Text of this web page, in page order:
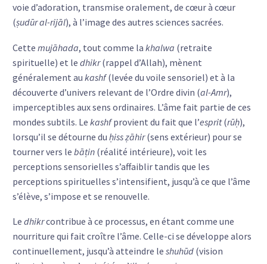
voie d’adoration, transmise oralement, de cœur à cœur
(ṣudūr al-rijāl), à l’image des autres sciences sacrées.
Cette mujāhada, tout comme la khalwa (retraite
spirituelle) et le dhikr(rappel d’Allah), mènent
généralement au kashf(levée du voile sensoriel) et à la
découverte d’univers relevant de l’Ordre divin (al-Amr),
imperceptibles aux sens ordinaires. L’âme fait partie de ces
mondes subtils. Le kashfprovient du fait que l’esprit(rūḥ),
lorsqu’il se détourne du ḥiss ẓāhir(sens extérieur) pour se
tourner vers le bāṭin (réalité intérieure), voit les
perceptions sensorielles s’affaiblir tandis que les
perceptions spirituelles s’intensifient, jusqu’à ce que l’âme
s’élève, s’impose et se renouvelle.
Le dhikrcontribue à ce processus, en étant comme une
nourriture qui fait croître l’âme. Celle-ci se développe alors
continuellement, jusqu’à atteindre le shuhūd (vision